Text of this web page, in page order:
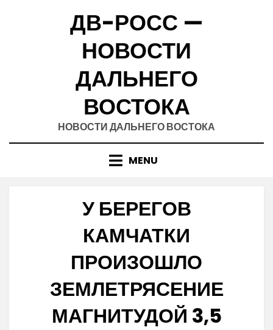
ДВ-РОСС —
НОВОСТИ
ДАЛЬНЕГО
ВОСТОКА
НОВОСТИ ДАЛЬНЕГО ВОСТОКА
MENU
У БЕРЕГОВ
КАМЧАТКИ
ПРОИЗОШЛО
ЗЕМЛЕТРЯСЕНИЕ
МАГНИТУДОЙ 3,5